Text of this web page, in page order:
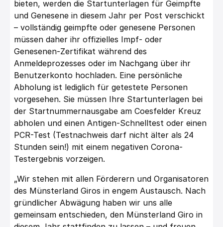
bieten, werden die Startunterlagen für Geimpfte
und Genesene in diesem Jahr per Post verschickt
– vollständig geimpfte oder genesene Personen
müssen daher ihr offizielles Impf- oder
Genesenen-Zertifikat während des
Anmeldeprozesses oder im Nachgang über ihr
Benutzerkonto hochladen. Eine persönliche
Abholung ist lediglich für getestete Personen
vorgesehen. Sie müssen Ihre Startunterlagen bei
der Startnummernausgabe am Coesfelder Kreuz
abholen und einen Antigen-Schnelltest oder einen
PCR-Test (Testnachweis darf nicht älter als 24
Stunden sein!) mit einem negativen Corona-
Testergebnis vorzeigen.
„Wir stehen mit allen Förderern und Organisatoren
des Münsterland Giros in engem Austausch. Nach
gründlicher Abwägung haben wir uns alle
gemeinsam entschieden, den Münsterland Giro in